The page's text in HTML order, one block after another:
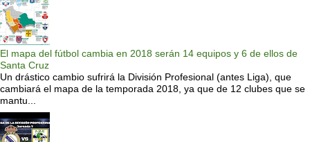
El mapa del fútbol cambia en 2018 serán 14 equipos y 6 de ellos de
Santa Cruz
Un drástico cambio sufrirá la División Profesional (antes Liga), que
cambiará el mapa de la temporada 2018, ya que de 12 clubes que se
mantu...